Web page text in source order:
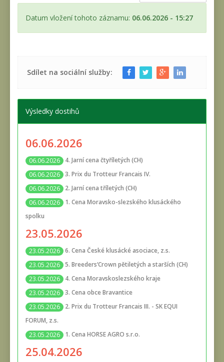
Datum vložení tohoto záznamu: 06.06.2026 - 15:27
Sdílet na sociální služby:
Výsledky dostihů
06.06.2026
06.06.2026
4. Jarní cena čtyříletých (CH)
06.06.2026 3. Prix du Trotteur Francais IV.
06.06.2026
2. Jarní cena tříletých (CH)
06.06.2026
1. Cena Moravsko-slezského klusáckého
spolku
23.05.2026
23.05.2026 6. Cena České klusácké asociace, z.s.
23.05.2026 5. Breeders‘Crown pětiletých a starších (CH)
23.05.2026
4. Cena Moravskoslezského kraje
23.05.2026 3. Cena obce Bravantice
23.05.2026
2. Prix du Trotteur Francais III. - SK EQUI
FORUM, z.s.
23.05.2026
1. Cena HORSE AGRO s.r.o.
25.04.2026